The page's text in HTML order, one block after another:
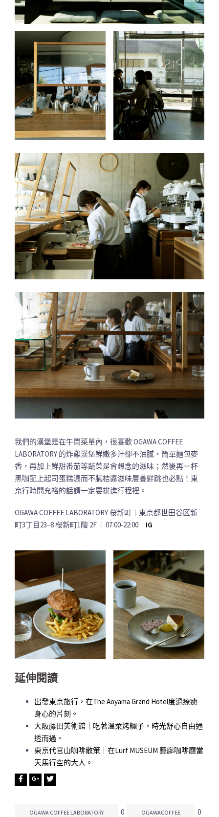
我們的漢堡是在午間菜單內，很喜歡 OGAWA COFFEE
LABORATORY 的炸雞漢堡鮮嫩多汁卻不油膩，簡單麵包麥
香，再加上鮮甜番茄等蔬菜是會想念的滋味；然後再一杯
黑咖配上起司蛋糕濃而不膩桔醬滋味層疊鮮跳也必點！東
京行時間充裕的話請一定要排進行程裡。
OGAWA COFFEE LABORATORY 桜新町｜東京都世田谷区新
町3丁目23−8 桜新町1階 2F ｜07:00-22:00｜ IG
延伸閱讀
出發東京旅行，在The Aoyama Grand Hotel度過療癒
身心的片刻。
大阪藤田美術館｜吃著溫柔烤糰子，時光舒心自由通
透而過。
東京代官山咖啡散策｜在Lurf MUSEUM 藝廊咖啡廳當
天馬行空的大人。
OGAWA COFFEE LABORATORY 0 OGAWACOFFEE 0